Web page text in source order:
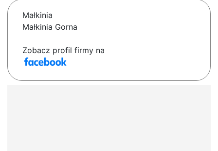
Małkinia
Małkinia Gorna
Zobacz profil firmy na